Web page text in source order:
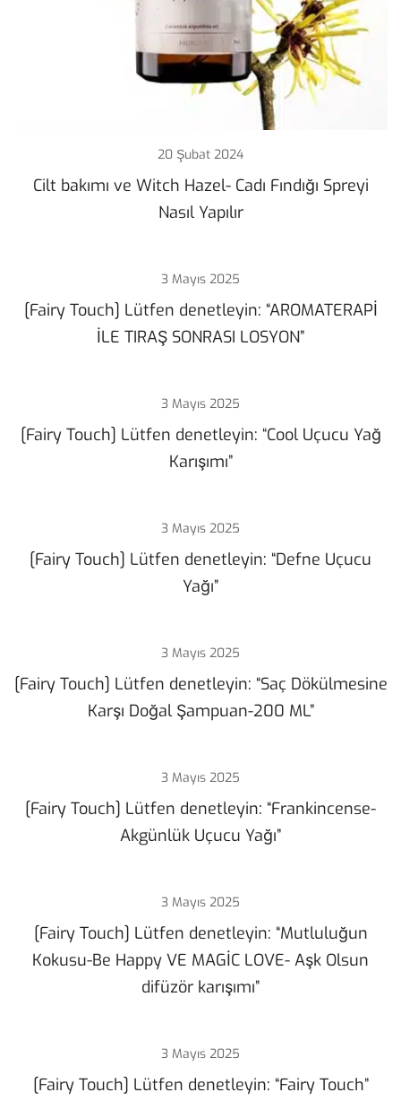
20 Şubat 2024
Cilt bakımı ve Witch Hazel- Cadı Fındığı Spreyi
Nasıl Yapılır
3 Mayıs 2025
[Fairy Touch] Lütfen denetleyin: “AROMATERAPİ
İLE TIRAŞ SONRASI LOSYON”
3 Mayıs 2025
[Fairy Touch] Lütfen denetleyin: “Cool Uçucu Yağ
Karışımı”
3 Mayıs 2025
[Fairy Touch] Lütfen denetleyin: “Defne Uçucu
Yağı”
3 Mayıs 2025
[Fairy Touch] Lütfen denetleyin: “Saç Dökülmesine
Karşı Doğal Şampuan-200 ML”
3 Mayıs 2025
[Fairy Touch] Lütfen denetleyin: “Frankincense-
Akgünlük Uçucu Yağı”
3 Mayıs 2025
[Fairy Touch] Lütfen denetleyin: “Mutluluğun
Kokusu-Be Happy VE MAGİC LOVE- Aşk Olsun
difüzör karışımı”
3 Mayıs 2025
[Fairy Touch] Lütfen denetleyin: “Fairy Touch”